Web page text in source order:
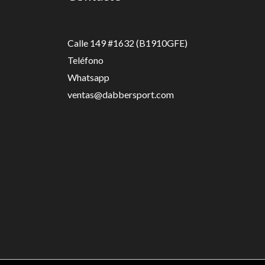
Calle 149 #1632 (B1910GFE)
Teléfono
Whatsapp
ventas@dabbersport.com